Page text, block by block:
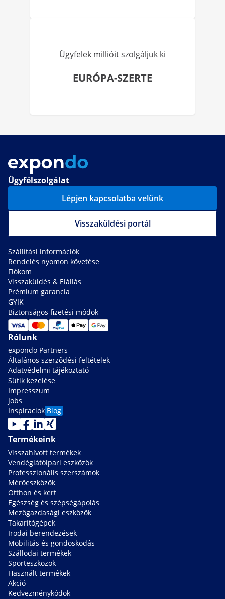
Ügyfelek millióit szolgáljuk ki
EURÓPA-SZERTE
Ügyfélszolgálat
Lépjen kapcsolatba velünk
Visszaküldési portál
Szállítási információk
Rendelés nyomon követése
Fiókom
Visszaküldés & Elállás
Prémium garancia
GYIK
Biztonságos fizetési módok
Rólunk
expondo Partners
Általános szerződési feltételek
Adatvédelmi tájékoztató
Sütik kezelése
Impresszum
Jobs
Inspiraciok Blog
Termékeink
Visszahívott termékek
Vendéglátóipari eszközök
Professzionális szerszámok
Mérőeszközök
Otthon és kert
Egészség és szépségápolás
Mezőgazdasági eszközök
Takarítógépek
Irodai berendezések
Mobilitás és gondoskodás
Szállodai termékek
Sporteszközök
Használt termékek
Akció
Kedvezménykódok